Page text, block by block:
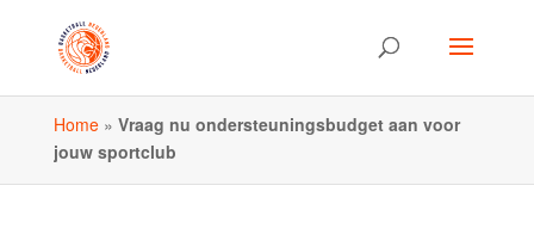
Home» Vraag nu ondersteuningsbudget aan voor
jouw sportclub